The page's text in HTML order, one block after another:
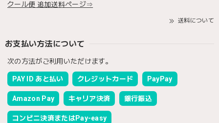
クール便 追加送料ページ⇒
送料について
お支払い方法について
次の方法がご利用いただけます。
PAY ID あと払い クレジットカード PayPay
Amazon Pay キャリア決済 銀行振込
コンビニ決済またはPay-easy